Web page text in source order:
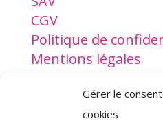
Gérer le
cookies
CGV
Politique de
Mentions légales